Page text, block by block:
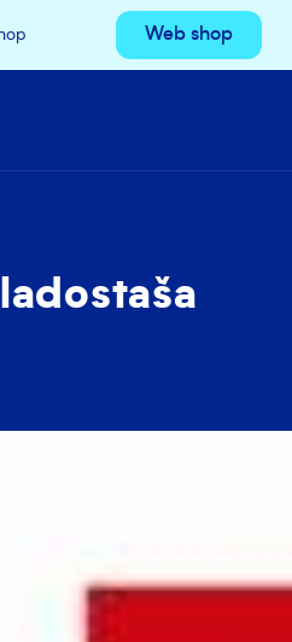
Web shop